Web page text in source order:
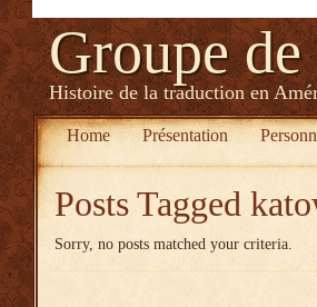
Groupe
Histoire de la traduction en
Home Présentation
Posts Tagged
Sorry, no posts matched your criteria.